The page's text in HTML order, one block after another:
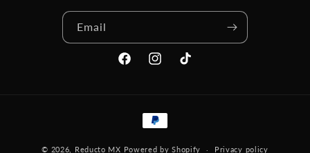
Email
FacebookInstagramTikTok
Payment
© 2026, Reducto MX Powered by Shopify Privacy policy